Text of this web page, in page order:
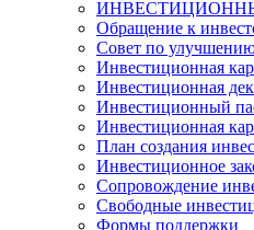
Обращение к
Совет по улучшению
Инвестиционная
Инвестиционная
Инвестиционный
Инвестиционная
План создания
Инвестиционное
Сопровождение
Свободные
Формы поддержки